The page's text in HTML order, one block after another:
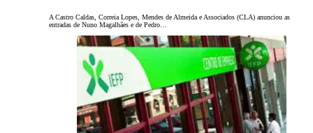
A Castro Caldas, Correia Lopes, Mendes de Almeida e Associados (CLA) anunciou as
entradas de Nuno Magalhães e de Pedro…